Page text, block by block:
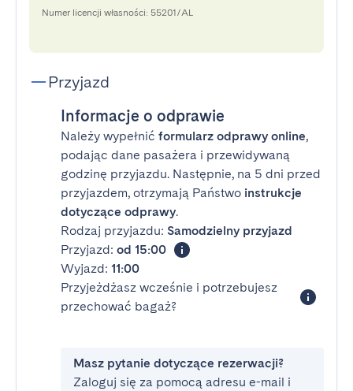
Numer licencji własności: 55201/AL
Przyjazd
Informacje o odprawie
Należy wypełnić formularz odprawy online,
podając dane pasażera i przewidywaną
godzinę przyjazdu. Następnie, na 5 dni przed
przyjazdem, otrzymają Państwo instrukcje
dotyczące odprawy.
Rodzaj przyjazdu: Samodzielny przyjazd
Przyjazd: od 15:00
Wyjazd: 11:00
Przyjeżdżasz wcześnie i potrzebujesz
przechować bagaż?
Masz pytanie dotyczące rezerwacji?
Zaloguj się za pomocą adresu e-mail i